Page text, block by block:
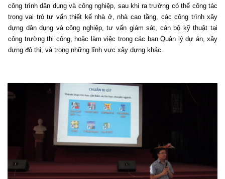
công trình dân dụng và công nghiệp, sau khi ra trường có thể công tác
trong vai trò tư vấn thiết kế nhà ở, nhà cao tầng, các công trình xây
dựng dân dụng và công nghiệp, tư vấn giám sát, cán bộ kỹ thuật tại
công trường thi công, hoặc làm việc trong các ban Quản lý dự án, xây
dựng đô thị, và trong những lĩnh vực xây dựng khác.